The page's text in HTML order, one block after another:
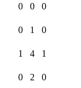
0 0 0
0 1 0
1 4 1
0 2 0